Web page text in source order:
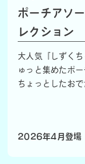
ポーチアソ
レクション
大人気『しずく
ゅっと集めたポ
ちょっとしたお
2026年4月登場